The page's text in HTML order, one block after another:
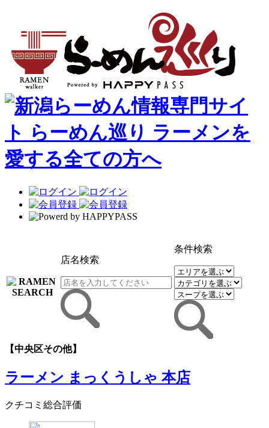
店名検索
条件検索
【中央区その他】
ラーメン まっくうしゃ 本店
クチコミ総合評価